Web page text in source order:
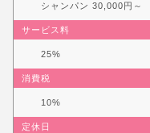
シャンパン 30,000円～
サービス料
25%
消費税
10%
定休日